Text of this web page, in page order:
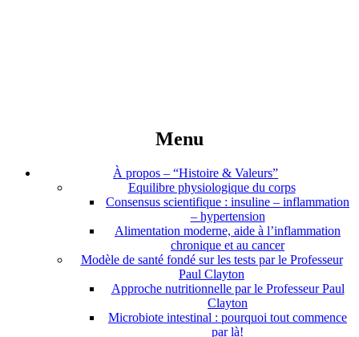
Menu
À propos – “Histoire & Valeurs”
Equilibre physiologique du corps
Consensus scientifique : insuline – inflammation
– hypertension
Alimentation moderne, aide à l’inflammation
chronique et au cancer
Modèle de santé fondé sur les tests par le Professeur
Paul Clayton
Approche nutritionnelle par le Professeur Paul
Clayton
Microbiote intestinal : pourquoi tout commence
par là!